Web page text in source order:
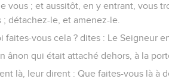
vous ; et aussitôt, en y entrant, vous
; détachez-le, et amenez-le.
faites-vous cela ? dites : Le Seigneur
ânon qui était attaché dehors, à la
là, leur dirent : Que faites-vous là à